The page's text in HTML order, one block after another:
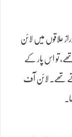
علاقوں میں لائن
تو اس پار کے
تھے۔ لائن آف